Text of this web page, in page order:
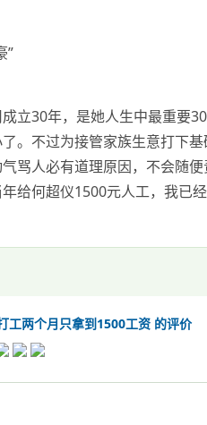
”
立30年，是她人生中最重要
。不过为接管家族生意打下
骂人必有道理原因，不会随
给何超仪1500元人工，我已
工两个月只拿到1500工资 的评价